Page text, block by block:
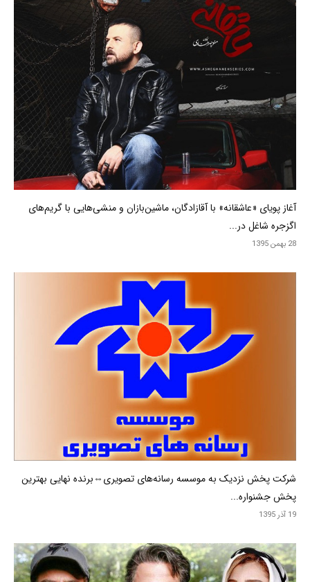
آغاز پویای «عاشقانه» با آقازادگان، ماشین‌بازان و منشی‌هایی با گریم‌های
اگزجره شاغل در...
28 بهمن 1395
شرکت پخش نزدیک به موسسه رسانه‌های تصویری⇔برنده نهایی بهترین
پخش جشنواره...
19 آذر 1395